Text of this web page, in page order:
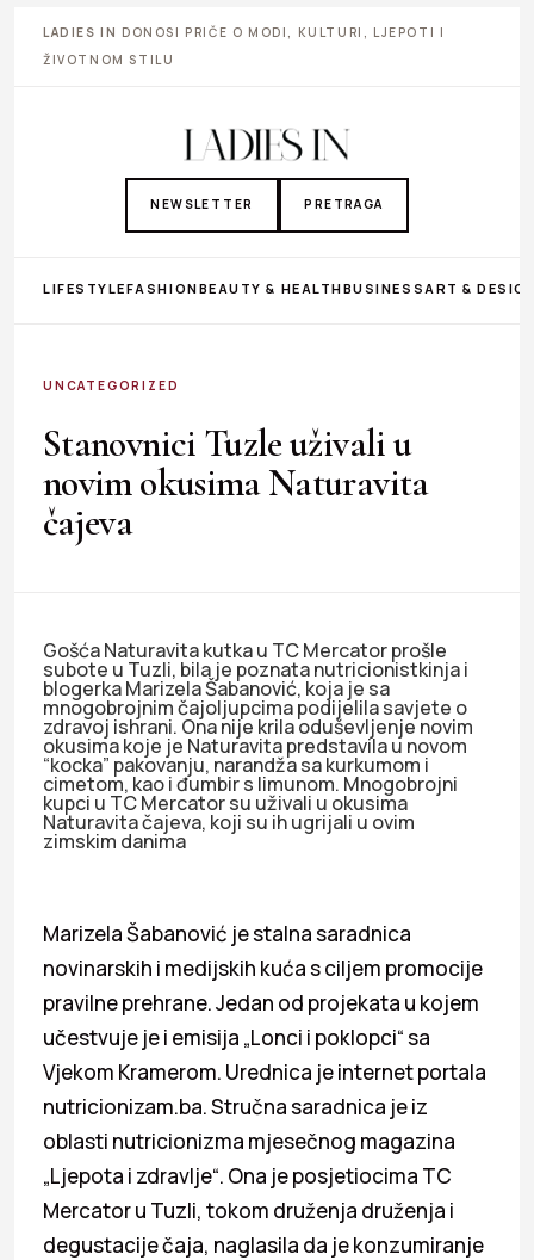
LADIES IN DONOSI PRIČE O MODI, KULTURI, LJEPOTI I
ŽIVOTNOM STILU
NEWSLETTER PRETRAGA
LIFESTYLEFASHIONBEAUTY & HEALTHBUSINESS ART &
UNCATEGORIZED
Stanovnici Tuzle uživali u
novim okusima Naturavita
čajeva
Gošća Naturavita kutka u TC Mercator prošle
subote u Tuzli, bila je poznata nutricionistkinja i
blogerka Marizela Šabanović, koja je sa
mnogobrojnim čajoljupcima podijelila savjete o
zdravoj ishrani. Ona nije krila oduševljenje novim
okusima koje je Naturavita predstavila u novom
“kocka” pakovanju, narandža sa kurkumom i
cimetom, kao i đumbir s limunom. Mnogobrojni
kupci u TC Mercator su uživali u okusima
Naturavita čajeva, koji su ih ugrijali u ovim
zimskim danima
Marizela Šabanović je stalna saradnica
novinarskih i medijskih kuća s ciljem promocije
pravilne prehrane. Jedan od projekata u kojem
učestvuje je i emisija „Lonci i poklopci“ sa
Vjekom Kramerom. Urednica je internet portala
nutricionizam.ba. Stručna saradnica je iz
oblasti nutricionizma mjesečnog magazina
„Ljepota i zdravlje“. Ona je posjetiocima TC
Mercator u Tuzli, tokom druženja druženja i
degustacije čaja, naglasila da je konzumiranje